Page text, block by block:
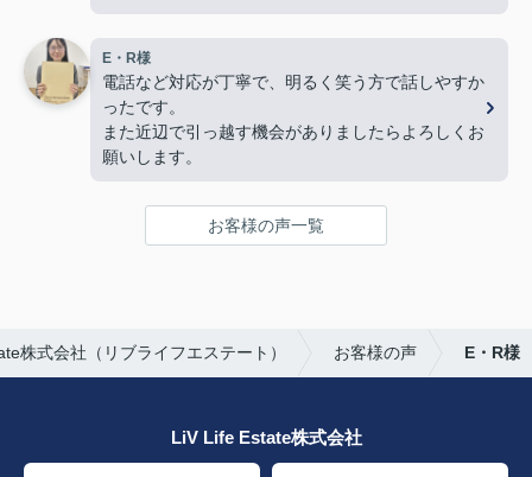
E・R様
電話など対応が丁寧で、明るく笑う方で話しやすか
ったです。
また近辺で引っ越す機会がありましたらよろしくお
願いします。
お客様の声一覧
株式会社（リブライフエステート） お客様の声 E・R様
LiV Life Estate株式会社